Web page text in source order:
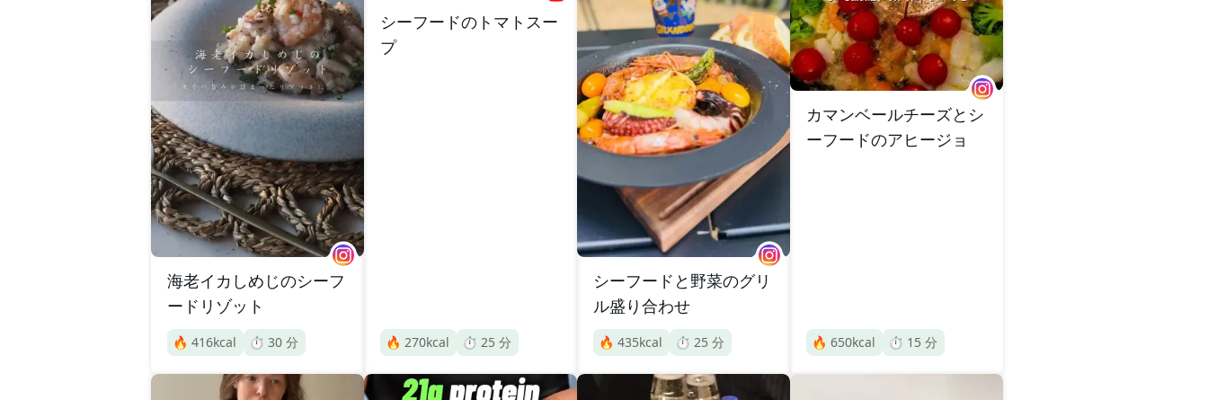
海老イカしめじのシーフ
ードリゾット
🔥 416kcal ⏱️ 30 分
シーフードのトマトスー
プ
🔥 270kcal ⏱️ 25 分
シーフードと野菜のグリ
ル盛り合わせ
🔥 435kcal ⏱️ 25 分
カマンベールチーズとシ
ーフードのアヒージョ
🔥 650kcal ⏱️ 15 分